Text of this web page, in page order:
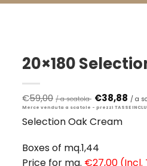
20×180
€59,00 Il
prezzo
era:
€38,88
Selection Oak Cream
Boxes of mq.1,44
Price for mq. €27,00 (Incl.